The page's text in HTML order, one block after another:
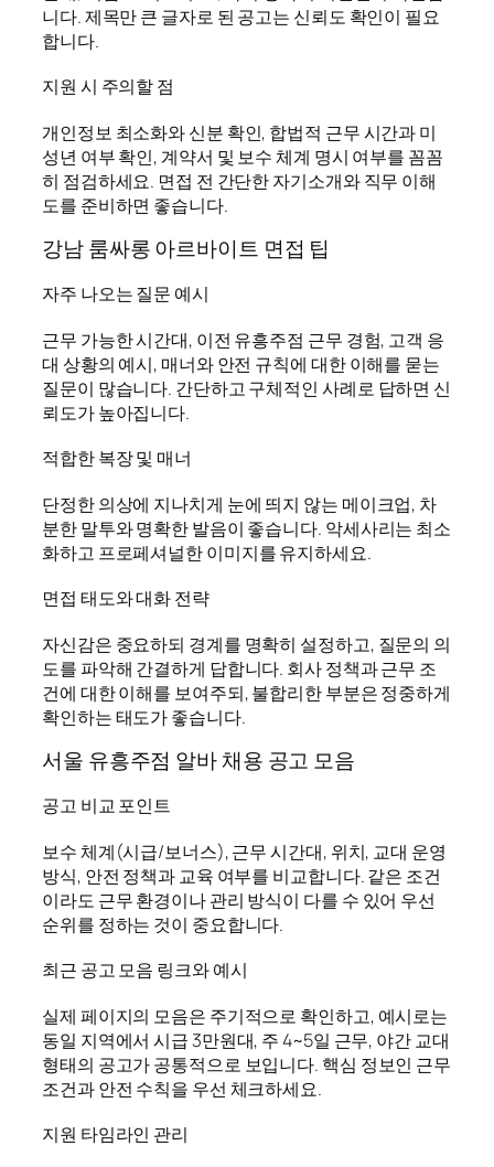
니다. 제목만 큰 글자로 된 공고는 신뢰도 확인이 필요
합니다.
지원 시 주의할 점
개인정보 최소화와 신분 확인, 합법적 근무 시간과 미
성년 여부 확인, 계약서 및 보수 체계 명시 여부를 꼼꼼
히 점검하세요. 면접 전 간단한 자기소개와 직무 이해
도를 준비하면 좋습니다.
강남 룸싸롱 아르바이트 면접 팁
자주 나오는 질문 예시
근무 가능한 시간대, 이전 유흥주점 근무 경험, 고객 응
대 상황의 예시, 매너와 안전 규칙에 대한 이해를 묻는
질문이 많습니다. 간단하고 구체적인 사례로 답하면 신
뢰도가 높아집니다.
적합한 복장 및 매너
단정한 의상에 지나치게 눈에 띄지 않는 메이크업, 차
분한 말투와 명확한 발음이 좋습니다. 악세사리는 최소
화하고 프로페셔널한 이미지를 유지하세요.
면접 태도와 대화 전략
자신감은 중요하되 경계를 명확히 설정하고, 질문의 의
도를 파악해 간결하게 답합니다. 회사 정책과 근무 조
건에 대한 이해를 보여주되, 불합리한 부분은 정중하게
확인하는 태도가 좋습니다.
서울 유흥주점 알바 채용 공고 모음
공고 비교 포인트
보수 체계(시급/보너스), 근무 시간대, 위치, 교대 운영
방식, 안전 정책과 교육 여부를 비교합니다. 같은 조건
이라도 근무 환경이나 관리 방식이 다를 수 있어 우선
순위를 정하는 것이 중요합니다.
최근 공고 모음 링크와 예시
실제 페이지의 모음은 주기적으로 확인하고, 예시로는
동일 지역에서 시급 3만원대, 주 4~5일 근무, 야간 교대
형태의 공고가 공통적으로 보입니다. 핵심 정보인 근무
조건과 안전 수칙을 우선 체크하세요.
지원 타임라인 관리